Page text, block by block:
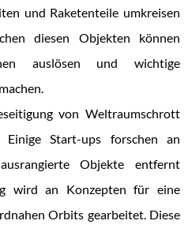
und Raketenteile umkreisen
diesen Objekten können
auslösen und wichtige
von Weltraumschrott
Start-ups forschen an
Objekte entfernt
wird an Konzepten für eine
Orbits gearbeitet. Diese